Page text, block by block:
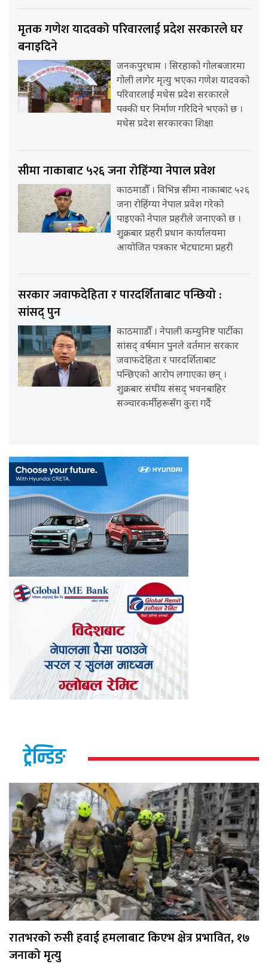
मृतक गणेश यादवको परिवारलाई प्रदेश सरकारले घर
बनाइदिने
जनकपुरधाम । सिरहाको गोलबजारमा
गोली लागेर मृत्यु भएका गणेश यादवको
परिवारलाई मधेस प्रदेश सरकारले
पक्की घर निर्माण गरिदिने भएको छ ।
मधेस प्रदेश सरकारका शिक्षा
सीमा नाकाबाट ५२६ जना रोहिंग्या नेपाल प्रवेश
काठमाडौँ । विभिन्न सीमा नाकाबाट ५२६
जना रोहिंग्या नेपाल प्रवेश गरेको
पाइएको नेपाल प्रहरीले जनाएको छ ।
शुक्रबार प्रहरी प्रधान कार्यालयमा
आयोजित पत्रकार भेटघाटमा प्रहरी
सरकार जवाफदेहिता र पारदर्शिताबाट पन्छियो :
सांसद् पुन
काठमााडौँ । नेपाली कम्युनिष्ट पार्टीका
सांसद् वर्षमान पुनले वर्तमान सरकार
जवाफदेहिता र पारदर्शिताबाट
पन्छिएको आरोप लगाएका छन् ।
शुक्रबार संघीय संसद् भवनबाहिर
सञ्चारकर्मीहरूसँग कुरा गर्दै
ट्रेन्डिङ
रातभरको रुसी हवाई हमलाबाट किएभ क्षेत्र प्रभावित, १७
जनाको मृत्यु